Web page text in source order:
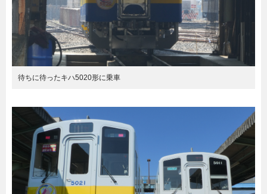
待ちに待ったキハ5020形に乗車